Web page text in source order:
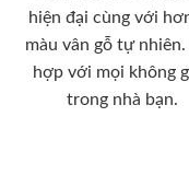
hiện đại cùng với
màu vân gỗ tự nhiên.
hợp với mọi không
trong nhà bạn.